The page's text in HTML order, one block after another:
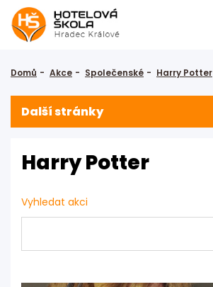
Domů Akce Společenské Harry Potter
Další stránky
Harry Potter
Vyhledat akci